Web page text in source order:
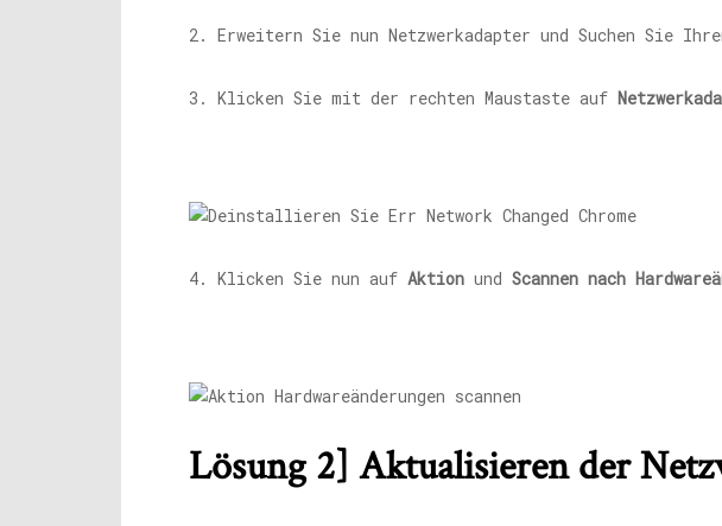
2. Erweitern Sie nun Netzwerkadapter und Suchen Sie
3. Klicken Sie mit der rechten Maustaste auf
4. Klicken Sie nun auf Aktion und Scannen nach
Lösung 2] Aktualisieren der